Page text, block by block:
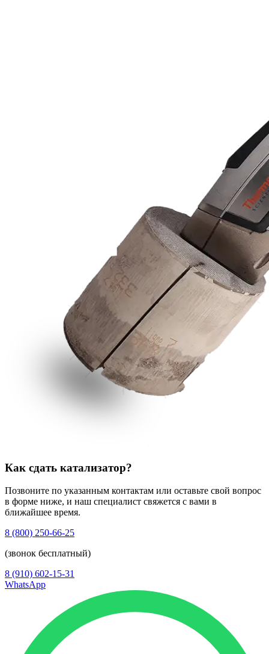
Как сдать катализатор?
Позвоните по указанным контактам или оставьте свой вопрос
в форме ниже, и наш специалист свяжется с вами в
ближайшее время.
8 (800) 250-66-25
(звонок бесплатный)
8 (910) 602-15-31
WhatsApp